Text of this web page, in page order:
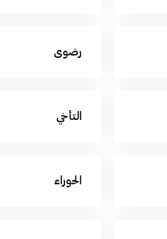
رضوى
التأخي
الحوراء